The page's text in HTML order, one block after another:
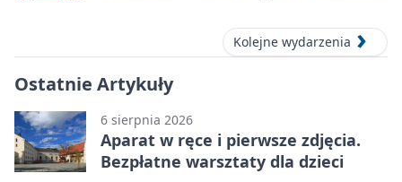
Kolejne wydarzenia
Ostatnie Artykuły
6 sierpnia 2026
Aparat w ręce i pierwsze zdjęcia.
Bezpłatne warsztaty dla dzieci